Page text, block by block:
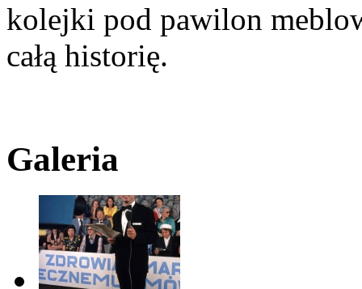
kolejki pod pawilon
całą historię.
Galeria